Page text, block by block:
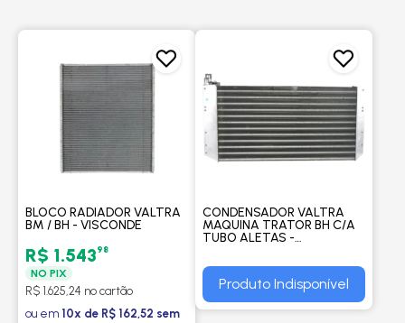
BLOCO RADIADOR VALTRA
BM / BH - VISCONDE
R$ 1.54398
NO PIX
R$ 1.625,24 no cartão
ou em 10x de R$ 162,52 sem
CONDENSADOR VALTRA
MAQUINA TRATOR BH C/A
TUBO ALETAS -
Produto Indisponível